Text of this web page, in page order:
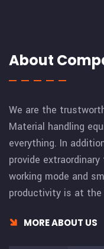
About
We are the
Material handling
everything. In
provide
working mode and
productivity is at the
MORE ABOUT US